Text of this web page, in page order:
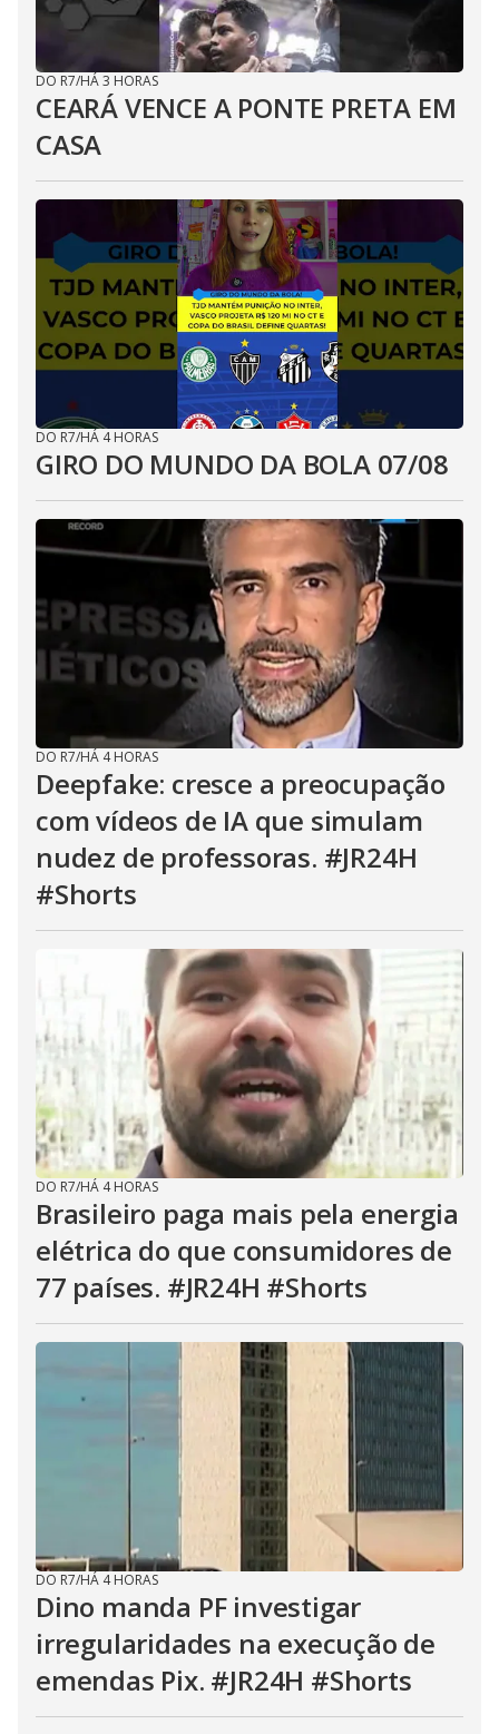
DO R7/HÁ 3 HORAS
CEARÁ VENCE A PONTE PRETA EM
CASA
DO R7/HÁ 4 HORAS
GIRO DO MUNDO DA BOLA 07/08
DO R7/HÁ 4 HORAS
Deepfake: cresce a preocupação
com vídeos de IA que simulam
nudez de professoras. #JR24H
#Shorts
DO R7/HÁ 4 HORAS
Brasileiro paga mais pela energia
elétrica do que consumidores de
77 países. #JR24H #Shorts
DO R7/HÁ 4 HORAS
Dino manda PF investigar
irregularidades na execução de
emendas Pix. #JR24H #Shorts